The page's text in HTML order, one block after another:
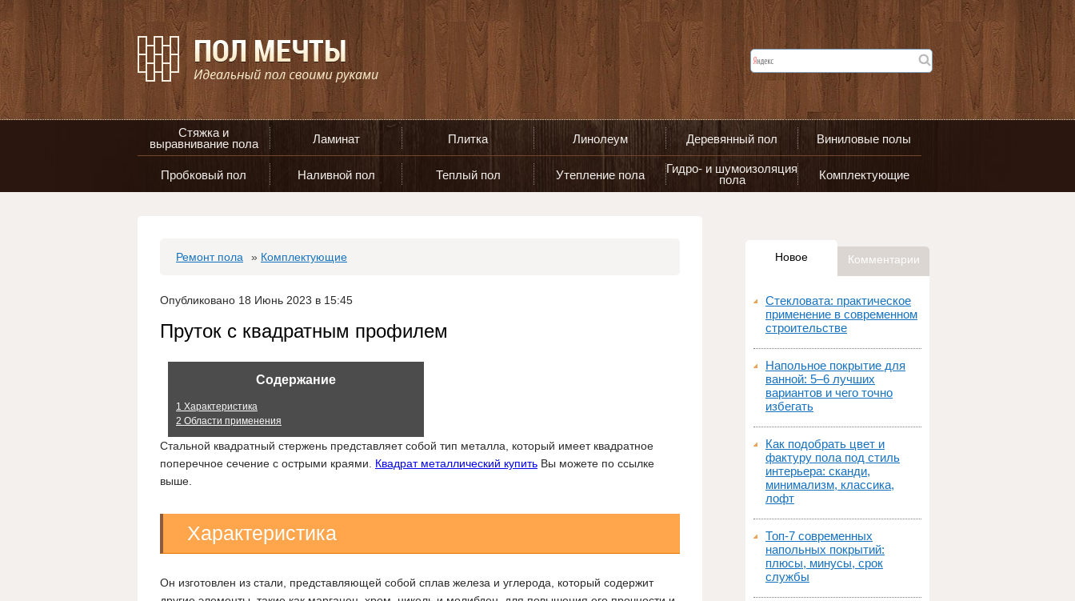
Стяжка и
выравнивание пола
Ламинат Плитка Линолеум Деревянный пол Виниловые полы
Пробковый пол Наливной пол Теплый пол Утепление пола
Гидро- и шумоизоляция
пола
Комплектующие
Ремонт пола » Комплектующие
Опубликовано 18 Июнь 2023 в 15:45
Пруток с квадратным профилем
Содержание
1 Характеристика
2 Области применения
Стальной квадратный стержень представляет собой тип металла, который имеет квадратное
поперечное сечение с острыми краями. Квадрат металлический купить Вы можете по ссылке
выше.
Характеристика
Он изготовлен из стали, представляющей собой сплав железа и углерода, который содержит
Новое Комментарии
Стекловата: практическое
применение в современном
строительстве
Напольное покрытие для
ванной: 5–6 лучших
вариантов и чего точно
избегать
Как подобрать цвет и
фактуру пола под стиль
интерьера: сканди,
минимализм, классика,
лофт
Топ‑7 современных
напольных покрытий:
плюсы, минусы, срок
службы